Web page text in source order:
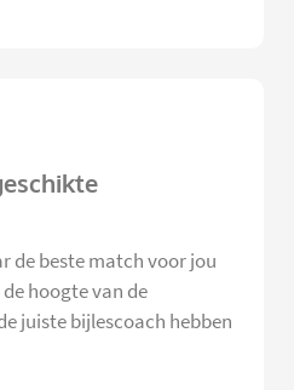
de beste match voor jou
hoogte van de
juiste bijlescoach hebben